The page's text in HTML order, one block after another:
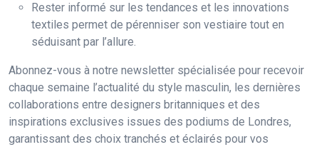
Rester informé sur les tendances et les innovations
textiles permet de pérenniser son vestiaire tout en
séduisant par l’allure.
Abonnez-vous à notre newsletter spécialisée pour recevoir
chaque semaine l’actualité du style masculin, les dernières
collaborations entre designers britanniques et des
inspirations exclusives issues des podiums de Londres,
garantissant des choix tranchés et éclairés pour vos